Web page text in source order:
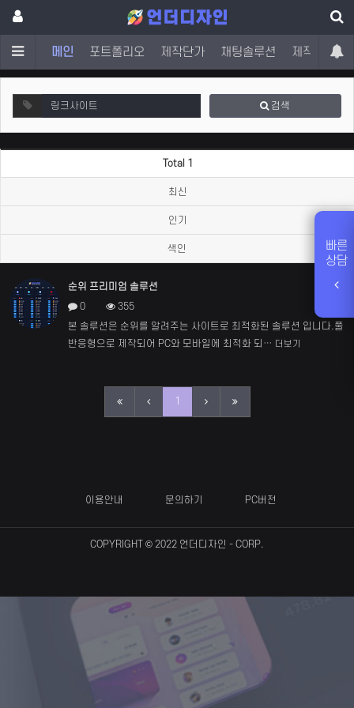
메인 포트폴리오 제작단가 채팅솔루션 제작문의
검색
Total 1
최신
인기
색인
새창
순위 프리미엄 솔루션
0
355
본 솔루션은 순위를 알려주는 사이트로 최적화된 솔루션 입니다.풀
반응형으로 제작되어 PC와 모바일에 최적화 되… 더보기
1
이용안내 문의하기 PC버전
COPYRIGHT © 2022 언더디자인 - CORP.
빠른
상담